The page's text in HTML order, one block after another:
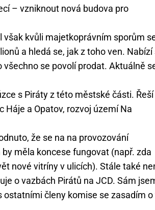
– vzniknout nová budova pro
však kvůli majetkoprávním sporům
a hledá se, jak z toho ven. Nabízí
se povolí prodat. Aktuálně
s Piráty z této městské části. Řeší
a Opatov, rozvoj území Na
že se na na provozování
měla koncese fungovat (např. zda
nové vitríny v ulicích). Stále také
o vazbách Pirátů na JCD. Sám
členy komise se zasadím o